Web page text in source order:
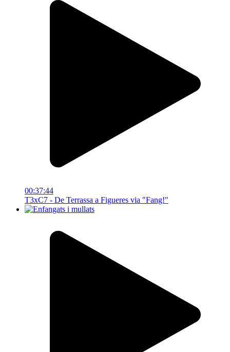
00:37:44
T3xC7 - De Terrassa a Figueres via "Fang!"